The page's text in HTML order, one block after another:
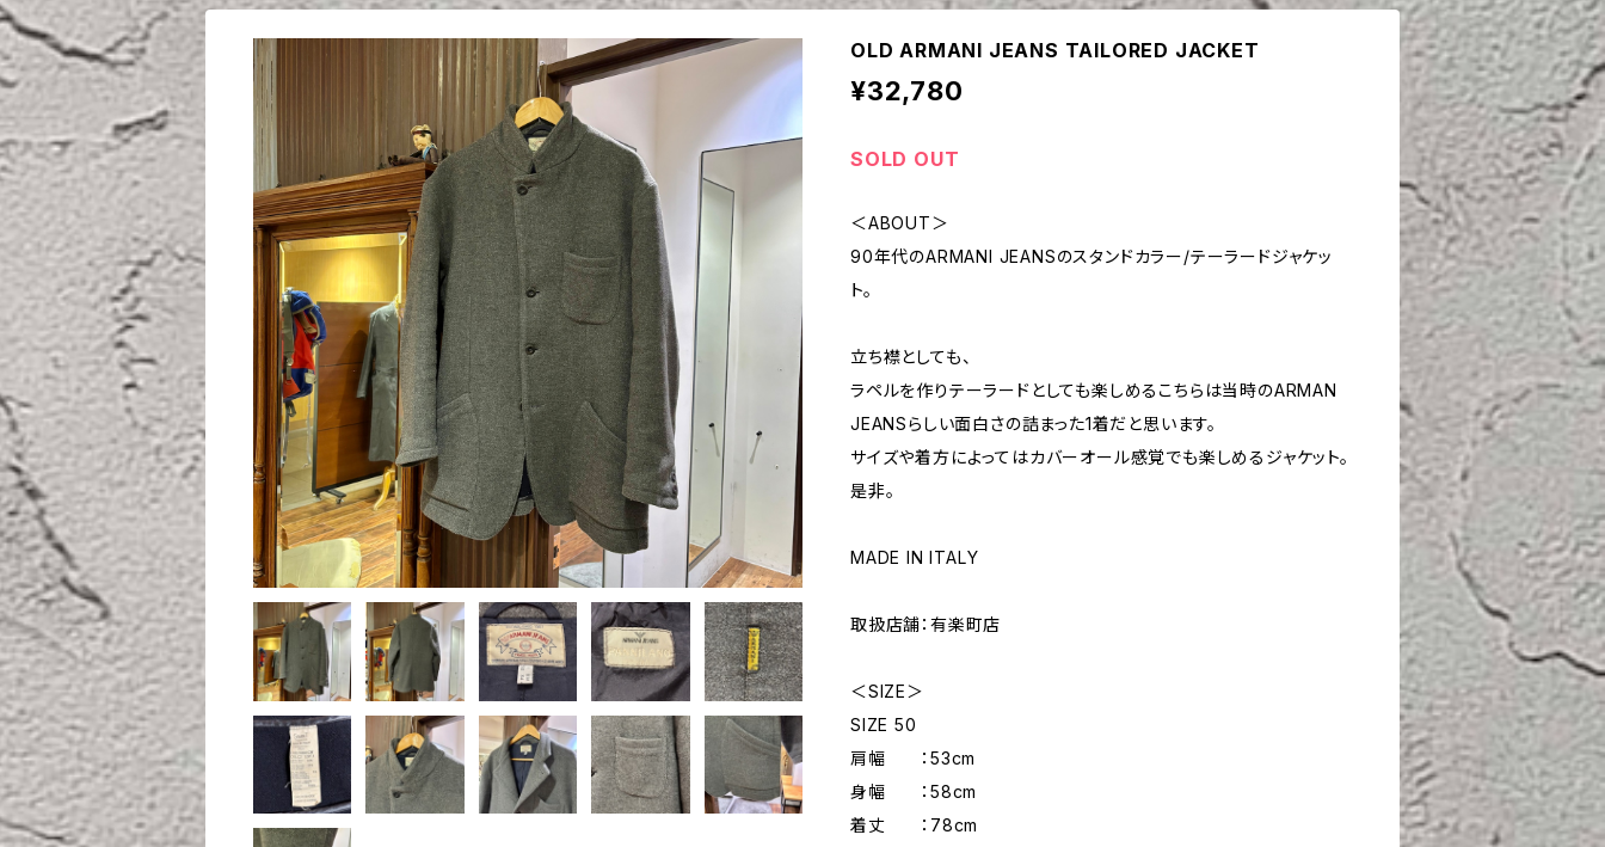
OLD ARMANI JEANS TAILORED JACKET
¥32,780
SOLD OUT
＜ABOUT＞
90年代のARMANI JEANSのスタンドカラー/テーラードジャケッ
ト。
立ち襟としても、
ラペルを作りテーラードとしても楽しめるこちらは当時のARMAN
JEANSらしい面白さの詰まった1着だと思います。
サイズや着方によってはカバーオール感覚でも楽しめるジャケット。
是非。
MADE IN ITALY
取扱店舗：有楽町店
＜SIZE＞
SIZE 50
肩幅 ：53cm
身幅 ：58cm
着丈 ：78cm